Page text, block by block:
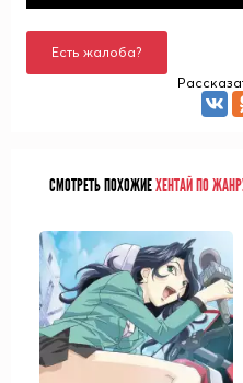
Есть жалоба?
СМОТРЕТЬ ПОХОЖИЕХЕНТАЙ ПО